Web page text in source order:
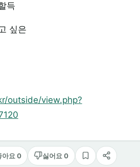
득
싶은
outside/view.php?
아요 0 싫어요 0
스크랩공유